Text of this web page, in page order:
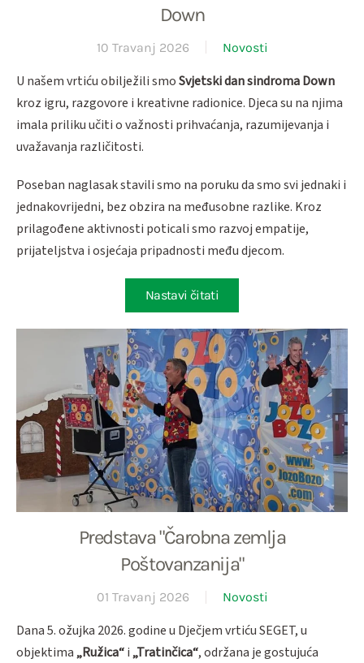
Down
10 Travanj 2026 Novosti
U našem vrtiću obilježili smoSvjetski dan sindroma Down
kroz igru, razgovore i kreativne radionice. Djeca su na njima
imala priliku učiti o važnosti prihvaćanja, razumijevanja i
uvažavanja različitosti.
Poseban naglasak stavili smo na poruku da smo svi jednaki i
jednakovrijedni, bez obzira na međusobne razlike. Kroz
prilagođene aktivnosti poticali smo razvoj empatije,
prijateljstva i osjećaja pripadnosti među djecom.
Nastavi čitati
Predstava "Čarobna zemlja
Poštovanzanija"
01 Travanj 2026 Novosti
Dana 5. ožujka 2026. godine u Dječjem vrtiću SEGET, u
objektima„Ružica“i„Tratinčica“, održana je gostujuća